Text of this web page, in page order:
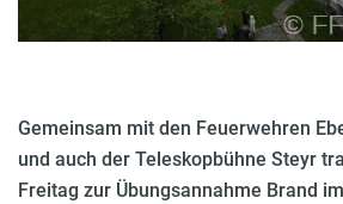
Gemeinsam mit den Feuerwehren
und auch der Teleskopbühne Steyr
Freitag zur Übungsannahme Brand